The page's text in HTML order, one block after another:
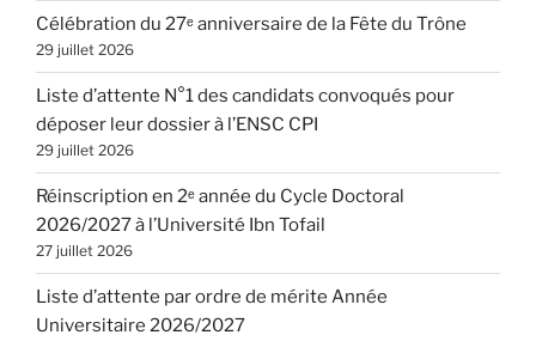
Célébration du 27ᵉ anniversaire de la Fête du Trône
29 juillet 2026
Liste d’attente N°1 des candidats convoqués pour
déposer leur dossier à l’ENSC CPI
29 juillet 2026
Réinscription en 2ᵉ année du Cycle Doctoral
2026/2027 à l’Université Ibn Tofail
27 juillet 2026
Liste d’attente par ordre de mérite Année
Universitaire 2026/2027